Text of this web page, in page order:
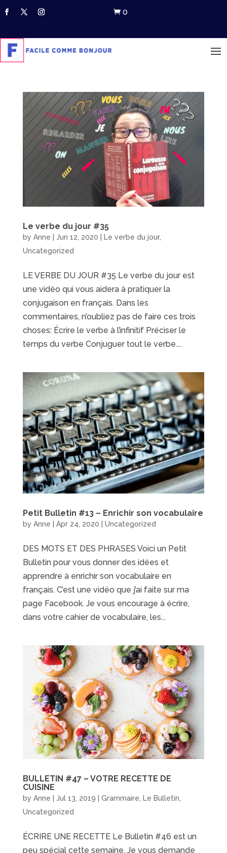
 0
Le verbe du jour #35
by Anne Jun 12, 2020 Le verbe du jour,
Uncategorized
LE VERBE DU JOUR #35 Le verbe du jour est
une vidéo qui vous aidera à pratiquer la
conjugaison en français. Dans les
commentaires, n’oubliez pas de faire ces trois
choses: Écrire le verbe à l’infinitif Préciser le
temps du verbe Conjuguer tout le verbe....
Petit Bulletin #13 – Enrichir son vocabulaire
by Anne Apr 24, 2020 Uncategorized
DES MOTS ET DES PHRASES Voici un Petit
Bulletin pour vous donner des idées et
apprendre à enrichir son vocabulaire en
français. C’est une vidéo que j’ai faite sur ma
page Facebook. Je vous encourage à écrire,
dans votre cahier de vocabulaire, les...
BULLETIN #47 – VOTRE RECETTE DE
CUISINE
by Anne Jul 13, 2019 Grammaire Le Bulletin
Uncategorized
ÉCRIRE UNE RECETTE Le Bulletin #46 est un
peu spécial cette semaine. Je vous demande